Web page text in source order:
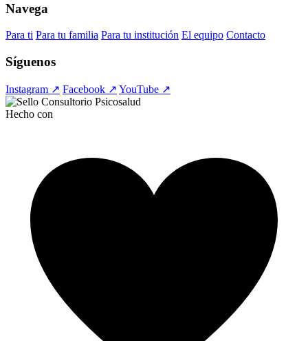
Navega
Para ti Para tu familia Para tu institución El equipo Contacto
Síguenos
Instagram ↗ Facebook ↗ YouTube ↗
Hecho con